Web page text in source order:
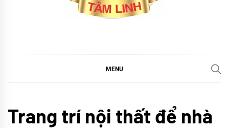
MENU
phá
Trang trí nội thất để nhà